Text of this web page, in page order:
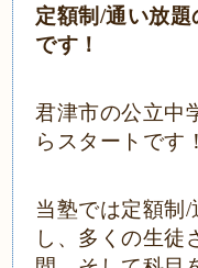
定額制 /通い放題
です！
君津市の公立中
らスタートです！
当塾では定額制/
し、多くの生徒